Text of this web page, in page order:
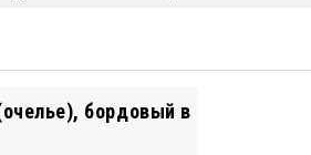
бордовый в